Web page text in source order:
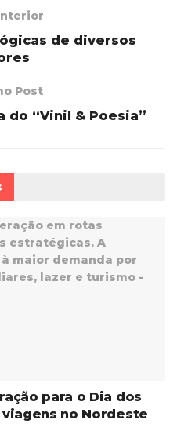
de diversos
Post
do “Vinil & Poesia”
para o Dia dos
no Nordeste